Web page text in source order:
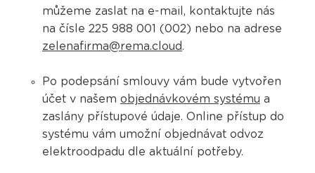
můžeme zaslat na e-mail, kontaktujte nás
na čísle 225 988 001 (002) nebo na adrese
zelenafirma@rema.cloud.
Po podepsání smlouvy vám bude vytvořen
účet v našem objednávkovém systému a
zaslány přístupové údaje. Online přístup do
systému vám umožní objednávat odvoz
elektroodpadu dle aktuální potřeby.